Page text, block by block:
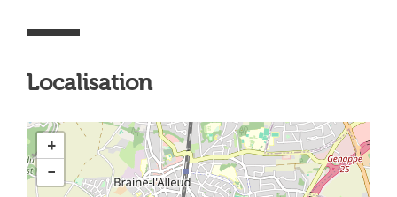
Localisation
+
−